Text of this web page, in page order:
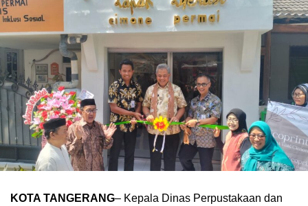
KOTA TANGERANG– Kepala Dinas Perpustakaan dan